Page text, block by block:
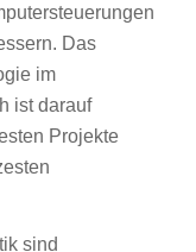
Das
im
ist darauf
Projekte
sind